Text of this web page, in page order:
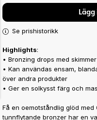
Se prishistorikk
Highlights:
• Bronzing drops med skimmer
• Kan användas ensam,
över andra produkter
• Ger en solkysst färg och
Få en oemotståndlig glöd med
tunnflytande bronzer har en